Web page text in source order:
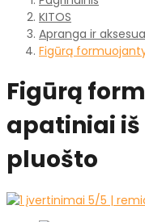
KITOS
Apranga ir
Figūrą
Figūrą
apatiniai
pluošto
5/5 |